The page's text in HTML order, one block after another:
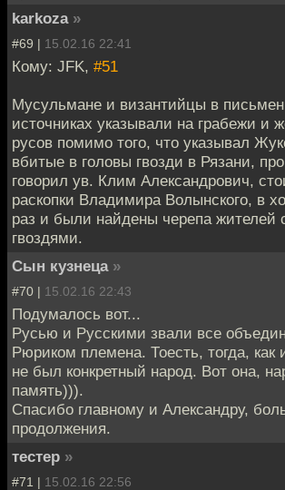
karkoza »
#69 | 15.02.16 22:41
Кому: JFK, #51
Мусульмане и византийцы в
источниках указывали на грабежи и
русов помимо того, что указывал
вбитые в головы гвозди в Рязани,
говорил ув. Клим Александрович,
раскопки Владимира Волынского, в
раз и были найдены черепа жителей
гвоздями.
Сын кузнеца »
#70 | 15.02.16 22:43
Подумалось вот...
Русью и Русскими звали все
Рюриком племена. Тоесть, тогда, как
не был конкретный народ. Вот она,
память))).
Спасибо главному и Александру,
продолжения.
тестер »
#71 | 15.02.16 22:56